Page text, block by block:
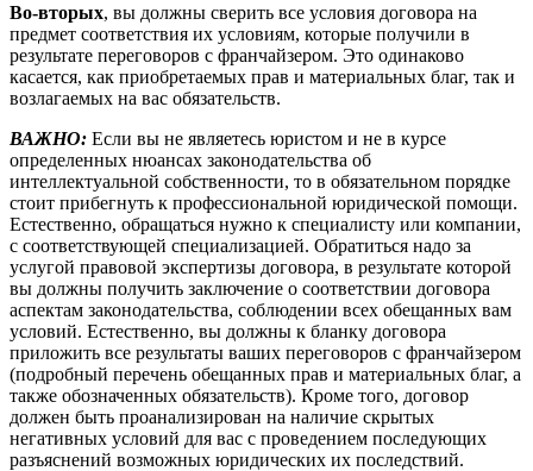
Во-вторых, вы должны сверить все условия договора на
предмет соответствия их условиям, которые получили в
результате переговоров с франчайзером. Это одинаково
касается, как приобретаемых прав и материальных благ, так и
возлагаемых на вас обязательств.
ВАЖНО: Если вы не являетесь юристом и не в курсе
определенных нюансах законодательства об
интеллектуальной собственности, то в обязательном порядке
стоит прибегнуть к профессиональной юридической помощи.
Естественно, обращаться нужно к специалисту или компании,
с соответствующей специализацией. Обратиться надо за
услугой правовой экспертизы договора, в результате которой
вы должны получить заключение о соответствии договора
аспектам законодательства, соблюдении всех обещанных вам
условий. Естественно, вы должны к бланку договора
приложить все результаты ваших переговоров с франчайзером
(подробный перечень обещанных прав и материальных благ, а
также обозначенных обязательств). Кроме того, договор
должен быть проанализирован на наличие скрытых
негативных условий для вас с проведением последующих
разъяснений возможных юридических их последствий.